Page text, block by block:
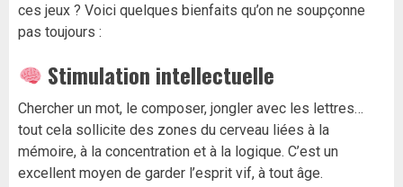
ces jeux ? Voici quelques bienfaits qu’on ne soupçonne
pas toujours :
Stimulation intellectuelle
Chercher un mot, le composer, jongler avec les lettres…
tout cela sollicite des zones du cerveau liées à la
mémoire, à la concentration et à la logique. C’est un
excellent moyen de garder l’esprit vif, à tout âge.